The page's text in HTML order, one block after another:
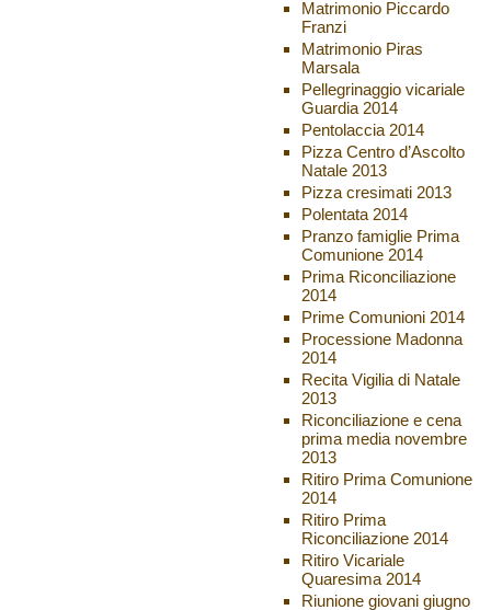
Matrimonio Piccardo
Franzi
Matrimonio Piras
Marsala
Pellegrinaggio vicariale
Guardia 2014
Pentolaccia 2014
Pizza Centro d’Ascolto
Natale 2013
Pizza cresimati 2013
Polentata 2014
Pranzo famiglie Prima
Comunione 2014
Prima Riconciliazione
2014
Prime Comunioni 2014
Processione Madonna
2014
Recita Vigilia di Natale
2013
Riconciliazione e cena
prima media novembre
2013
Ritiro Prima Comunione
2014
Ritiro Prima
Riconciliazione 2014
Ritiro Vicariale
Quaresima 2014
Riunione giovani giugno